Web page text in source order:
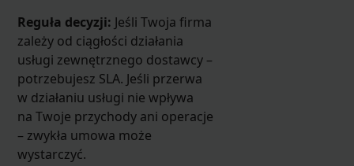
Reguła decyzji: Jeśli Twoja firma
zależy od ciągłości działania
usługi zewnętrznego dostawcy –
potrzebujesz SLA. Jeśli przerwa
w działaniu usługi nie wpływa
na Twoje przychody ani operacje
– zwykła umowa może
wystarczyć.